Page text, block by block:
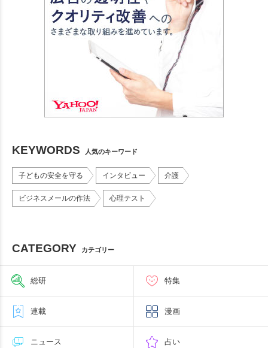
KEYWORDS 人気のキーワード
子どもの安全を守る インタビュー 介護
ビジネスメールの作法 心理テスト
CATEGORY カテゴリー
総研 特集
連載 漫画
ニュース 占い